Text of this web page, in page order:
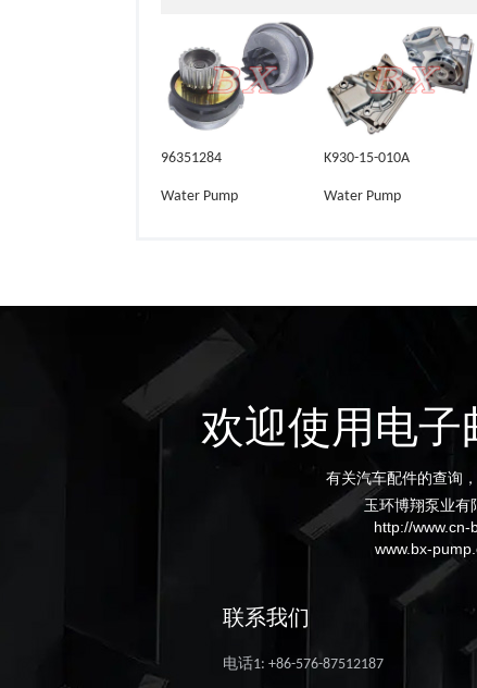
96351284
Water Pump
K930-15-010A
Water Pump
欢迎使用电子
有关汽车配件的查询
玉环博翔泵业有
http://www.cn-
www.bx-
联系我们
电话1: +86-576-87512187